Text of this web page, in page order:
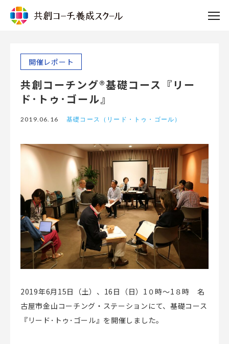
開催レポート
共創コーチング®基礎コース『リー
ド･トゥ･ゴール』
2019.06.16 基礎コース（リード・トゥ・ゴール）
2019年6月15日（土）、16日（日）1０時〜1８時 名
古屋市金山コーチング・ステーションにて、基礎コース
『リード･トゥ･ゴール』を開催しました。